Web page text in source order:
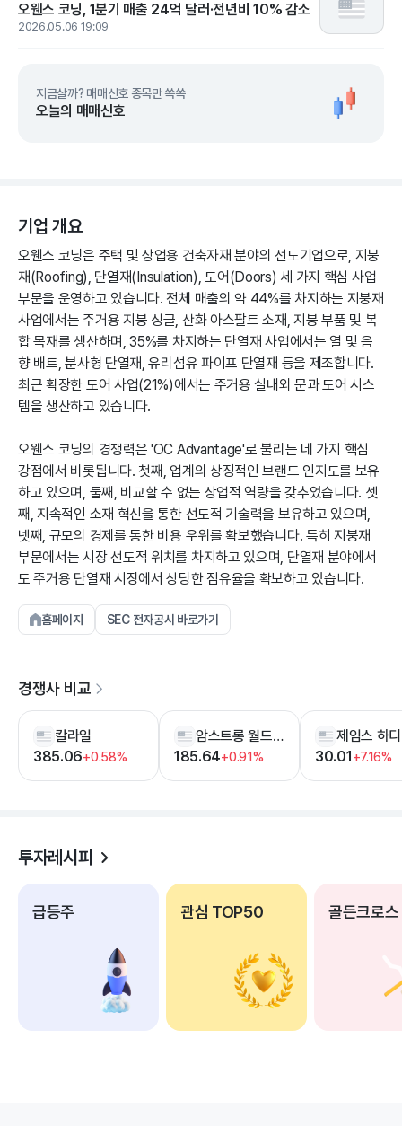
오웬스 코닝, 1분기 매출 24억 달러·전년비 10% 감소
2026.05.06 19:09
지금살까? 매매신호 종목만 쏙쏙
오늘의 매매신호
기업 개요
오웬스 코닝은 주택 및 상업용 건축자재 분야의 선도기업으로, 지붕
재(Roofing), 단열재(Insulation), 도어(Doors) 세 가지 핵심 사업
부문을 운영하고 있습니다. 전체 매출의 약 44%를 차지하는 지붕재
사업에서는 주거용 지붕 싱글, 산화 아스팔트 소재, 지붕 부품 및 복
합 목재를 생산하며, 35%를 차지하는 단열재 사업에서는 열 및 음
향 배트, 분사형 단열재, 유리섬유 파이프 단열재 등을 제조합니다.
최근 확장한 도어 사업(21%)에서는 주거용 실내외 문과 도어 시스
템을 생산하고 있습니다.
오웬스 코닝의 경쟁력은 'OC Advantage'로 불리는 네 가지 핵심
강점에서 비롯됩니다. 첫째, 업계의 상징적인 브랜드 인지도를 보유
하고 있으며, 둘째, 비교할 수 없는 상업적 역량을 갖추었습니다. 셋
째, 지속적인 소재 혁신을 통한 선도적 기술력을 보유하고 있으며,
넷째, 규모의 경제를 통한 비용 우위를 확보했습니다. 특히 지붕재
부문에서는 시장 선도적 위치를 차지하고 있으며, 단열재 분야에서
도 주거용 단열재 시장에서 상당한 점유율을 확보하고 있습니다.
홈페이지 SEC 전자공시 바로가기
경쟁사 비교
칼라일
385.06+0.58%
암스트롱 월드 인더스트리즈
185.64+0.91% 30.01+7.16%
투자레시피
급등주 관심 TOP50 골든크로스